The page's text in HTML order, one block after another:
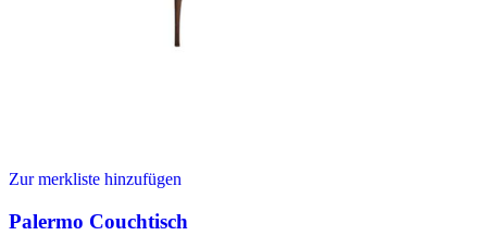
Zur merkliste hinzufügen
Palermo Couchtisch